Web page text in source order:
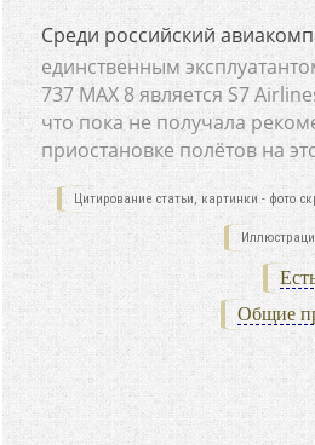
Среди российский
единственным
737 MАХ 8 является S7
что пока не получала
приостановке полётов на
Цитирование статьи, картинки - фото
Общие